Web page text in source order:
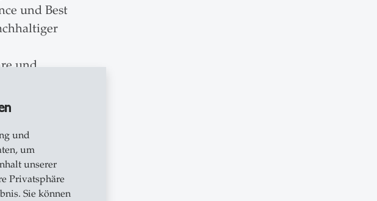
und
um
unserer
Privatsphäre
Sie können
und Best
und
und
und andere